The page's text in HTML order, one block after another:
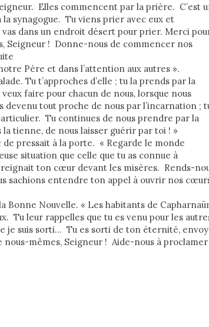
Elles commencent par la prière. C’est
synagogue. Tu viens prier avec eux et
dans un endroit désert pour prier. Merci
Seigneur ! Donne-nous de commencer nos
Père et dans l’attention aux autres ».
Tu t’approches d’elle ; tu la prends par la
faire pour chacun de nous, lorsque nous
devenu tout proche de nous par l’incarnation ;
Tu continues de nous prendre par la
tienne, de nous laisser guérir par toi ! »
pressait à la porte. « Regarde le monde
situation que celle que tu as connue à
ton cœur devant les misères. Rends-
sachions entendre ton appel à ouvrir nos
Bonne Nouvelle. « Les habitants de
Tu leur rappelles que tu es venu pour les
je suis sorti… Tu es sorti de ton éternité,
mêmes, Seigneur ! Aide-nous à proclamer